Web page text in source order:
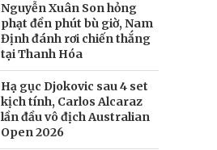
Nguyễn Xuân Son hỏng
phạt đền phút bù giờ, Nam
Định đánh rơi chiến thắng
tại Thanh Hóa
Hạ gục Djokovic sau 4 set
kịch tính, Carlos Alcaraz
lần đầu vô địch Australian
Open 2026